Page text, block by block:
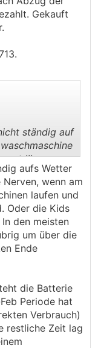
mit Speicher
Rechnung bei
Gekauft
ständig auf
!!!
tag den
ganze nacht
aufs Wetter
wenn am
laufen und
Oder die Kids
den meisten
um über die
Ende
die Batterie
Periode hat
Verbrauch)
restliche Zeit lag